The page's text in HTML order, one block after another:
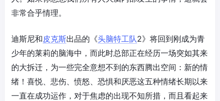
非常合乎情理。
迪斯尼和皮克斯出品的《头脑特工队2》将回到刚成为青
少年的莱莉的脑海中，而此时总部正在经历一场突如其来
的大拆迁，为一些完全意想不到的东西腾出空间：新的情
绪！喜悦、悲伤、愤怒、恐惧和厌恶这五种情绪长期以来
一直在成功运作，对于焦虑的出现不知所措，而且看起来